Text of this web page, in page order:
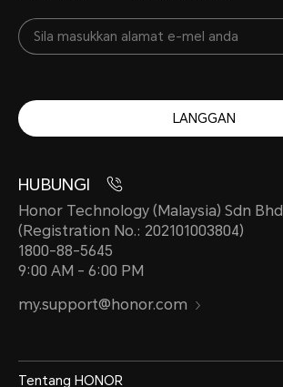
LANGGAN
HUBUNGI
Honor Technology (Malaysia) Sdn Bhd
(Registration No.: 202101003804)
1800-88-5645
9:00 AM - 6:00 PM
my.support@honor.com
Tentang HONOR